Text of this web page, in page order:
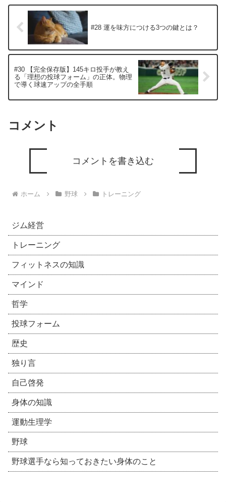
#28 運を味方につける3つの鍵とは？
#30 【完全保存版】145キロ投手が教え
る「理想の投球フォーム」の正体。物理
で導く球速アップの全手順
コメント
コメントを書き込む
ホーム 野球 トレーニング
ジム経営
トレーニング
フィットネスの知識
マインド
哲学
投球フォーム
歴史
独り言
自己啓発
身体の知識
運動生理学
野球
野球選手なら知っておきたい身体のこと